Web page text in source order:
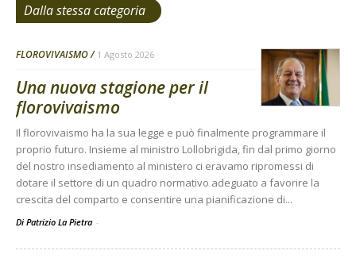
Dalla stessa categoria
FLOROVIVAISMO 1 Agosto 2026
Una nuova stagione per il
florovivaismo
Il florovivaismo ha la sua legge e può finalmente programmare il
proprio futuro. Insieme al ministro Lollobrigida, fin dal primo giorno
del nostro insediamento al ministero ci eravamo ripromessi di
dotare il settore di un quadro normativo adeguato a favorire la
crescita del comparto e consentire una pianificazione di...
Di Patrizio La Pietra -